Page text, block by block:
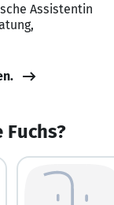
Assistentin